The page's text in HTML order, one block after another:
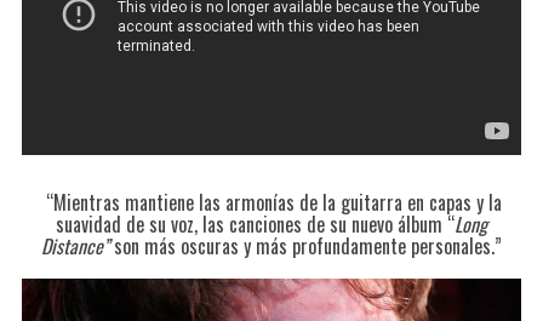
“Mientras mantiene las armonías de la guitarra en capas y la
suavidad de su voz, las canciones de su nuevo álbum “Long
Distance”son más oscuras y más profundamente personales.”